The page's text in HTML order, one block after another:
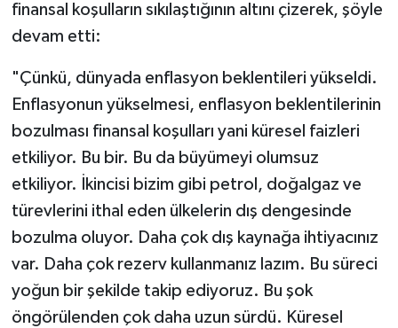
finansal koşulların sıkılaştığının altını çizerek, şöyle
devam etti:
"Çünkü, dünyada enflasyon beklentileri yükseldi.
Enflasyonun yükselmesi, enflasyon beklentilerinin
bozulması finansal koşulları yani küresel faizleri
etkiliyor. Bu bir. Bu da büyümeyi olumsuz
etkiliyor. İkincisi bizim gibi petrol, doğalgaz ve
türevlerini ithal eden ülkelerin dış dengesinde
bozulma oluyor. Daha çok dış kaynağa ihtiyacınız
var. Daha çok rezerv kullanmanız lazım. Bu süreci
yoğun bir şekilde takip ediyoruz. Bu şok
öngörülenden çok daha uzun sürdü. Küresel